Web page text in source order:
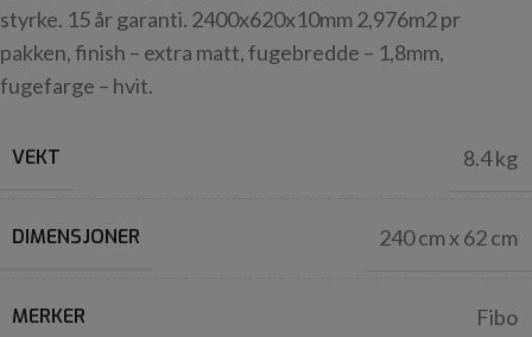
styrke. 15 år garanti. 2400x620x10mm 2,976m2 pr
pakken, finish – extra matt, fugebredde – 1,8mm,
fugefarge – hvit.
VEKT 8.4 kg
DIMENSJONER 240 cm x 62 cm
MERKER Fibo